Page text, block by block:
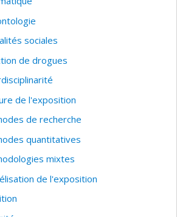
sociales
de drogues
de l'exposition
de recherche
quantitatives
mixtes
de l'exposition